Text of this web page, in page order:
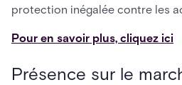
protection inégalée contre les
Pour en savoir plus, cliquez ici
Présence sur le